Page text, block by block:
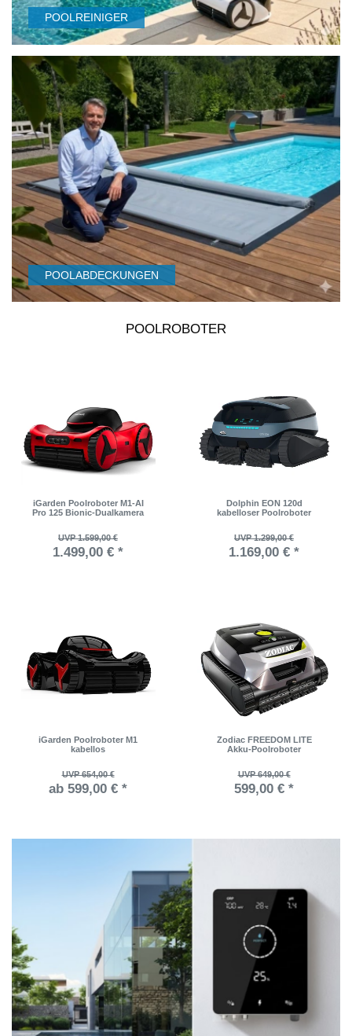
POOLREINIGER
POOLABDECKUNGEN
POOLROBOTER
iGarden Poolroboter M1-AI
Pro 125 Bionic-Dualkamera
UVP 1.599,00 €
1.499,00 € *
Dolphin EON 120d
kabelloser Poolroboter
UVP 1.299,00 €
1.169,00 € *
iGarden Poolroboter M1
kabellos
UVP 654,00 €
ab 599,00 € *
Zodiac FREEDOM LITE
Akku-Poolroboter
UVP 649,00 €
599,00 € *